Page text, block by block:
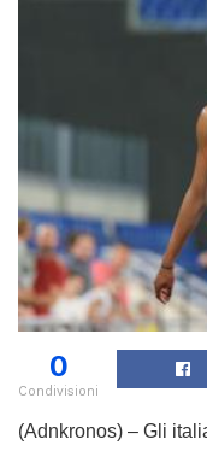
0
Condivisioni
(Adnkronos) – Gli